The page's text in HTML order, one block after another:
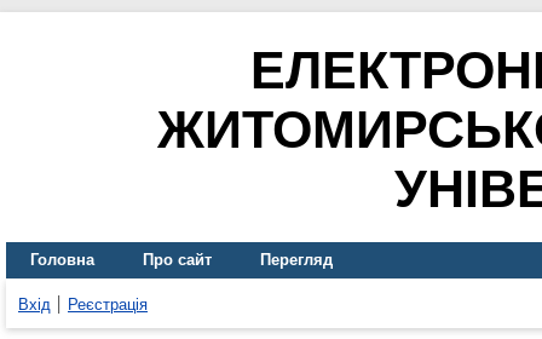
Головна Про сайт Перегляд
Вхід Реєстрація